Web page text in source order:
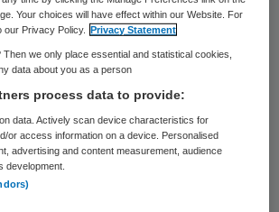
Wim van der
Nederland (ZN).
is daarvan al een best practice
aldus Van der Meeren opde
komen daar bij de
Your choices will have effect within our Website. For
our Privacy Policy.
Privacy Statement
we only place essential and statistical cookies,
data about you as a person
process data to provide:
data. Actively scan device characteristics for
or access information on a device. Personalised
advertising and content measurement, audience
development.